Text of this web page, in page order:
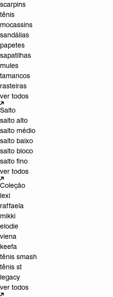
scarpins
tênis
mocassins
sandálias
papetes
sapatilhas
mules
tamancos
rasteiras
ver todos
Salto
salto alto
salto médio
salto baixo
salto bloco
salto fino
ver todos
Coleção
lexi
raffaela
mikki
elodie
viena
keefa
tênis smash
tênis st
legacy
ver todos